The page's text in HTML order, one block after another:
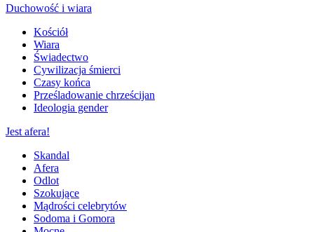
Duchowość i wiara
Kościół
Wiara
Świadectwo
Cywilizacja śmierci
Czasy końca
Prześladowanie chrześcijan
Ideologia gender
Jest afera!
Skandal
Afera
Odlot
Szokujące
Mądrości celebrytów
Sodoma i Gomora